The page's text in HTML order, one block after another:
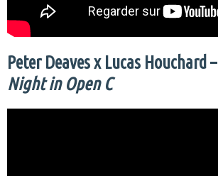
Peter Deaves x Lucas Houchard –
Night in Open C